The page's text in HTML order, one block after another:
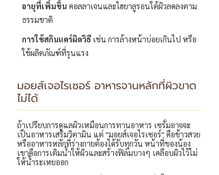
อายุที่เพิ่มขึ้น คอลลาเจนและไฮยาลูรอนใต้ผิวลดลงตาม
ธรรมชาติ
การใช้สกินแคร์ผิดวิธี เช่น การล้างหน้าบ่อยเกินไป หรือ
ใช้ผลิตภัณฑ์ที่รุนแรง
มอยส์เจอไรเซอร์ อาหารจานหลักที่ผิวขาด
ไม่ได้
ถ้าเปรียบการดูแลผิวเหมือนการทานอาหาร เซรั่มอาจจะ
เป็นอาหารเสริมวิตามิน แต่ "มอยส์เจอไรเซอร์" คือข้าวสวย
หรืออาหารหลักที่ร่างกายต้องได้รับทุกวัน หน้าที่ของน้อง
เขาคือการเติมน้ำให้ผิวและสร้างฟิล์มบางๆ เคลือบผิวไว้ไม่
ให้น้ำระเหยออก